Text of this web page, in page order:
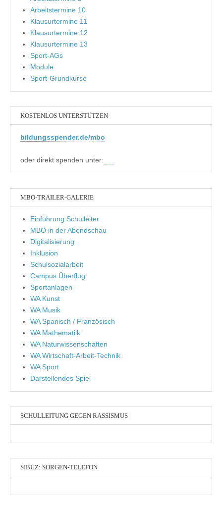
Arbeitstermine 10
Klausurtermine 11
Klausurtermine 12
Klausurtermine 13
Sport-AGs
Module
Sport-Grundkurse
KOSTENLOS UNTERSTÜTZEN
bildungsspender.de/mbo
oder direkt spenden unter:
MBO-TRAILER-GALERIE
Einführung Schulleiter
MBO in der Abendschau
Digitalisierung
Inklusion
Schulsozialarbeit
Campus Überflug
Sportanlagen
WA Kunst
WA Musik
WA Spanisch / Französisch
WA Mathematiik
WA Naturwissenschaften
WA Wirtschaft-Arbeit-Technik
WA Sport
Darstellendes Spiel
SCHULLEITUNG GEGEN RASSISMUS
SIBUZ: SORGEN-TELEFON